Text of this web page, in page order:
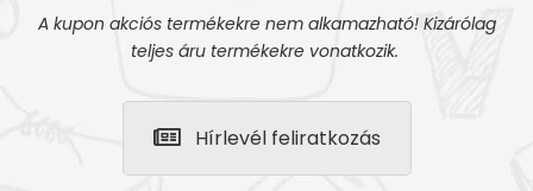
A kupon akciós termékekre nem alkamazható! Kizárólag
teljes áru termékekre vonatkozik.
Hírlevél feliratkozás